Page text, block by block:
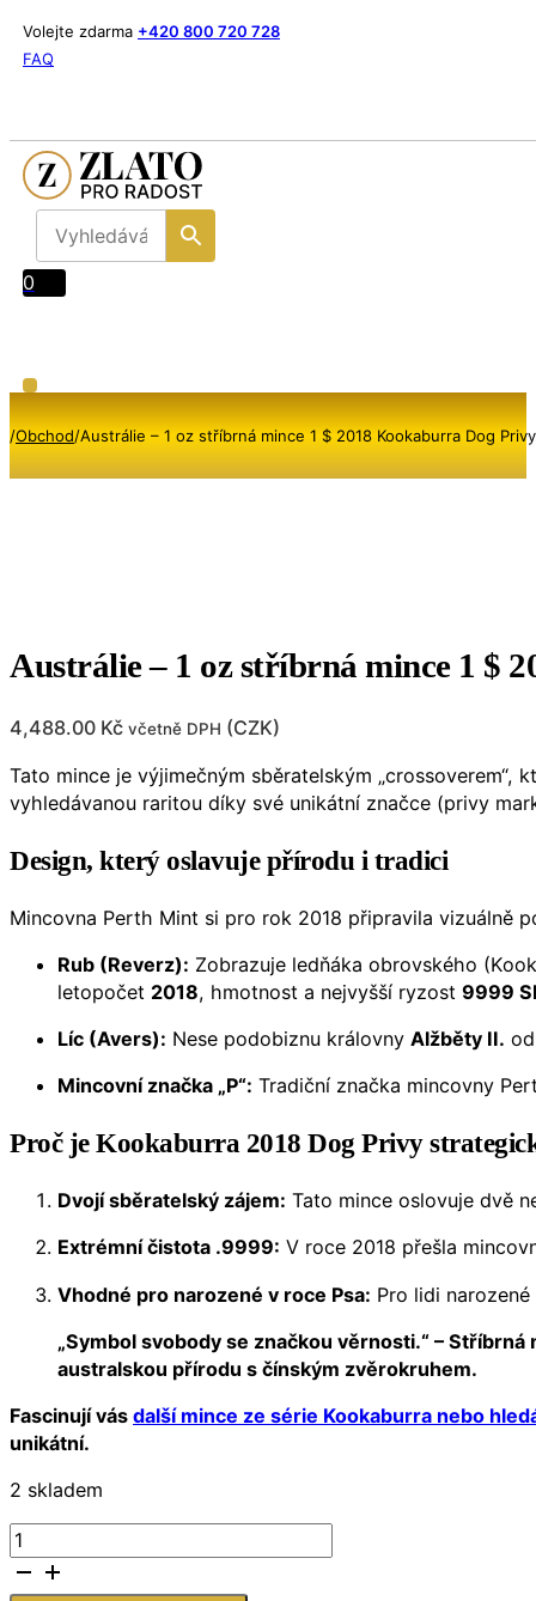
Volejte zdarma +420 800 720 728
FAQ
0
/Obchod/Austrálie – 1 oz stříbrná mince 1 $ 2018 Kookaburra Dog
Austrálie – 1 oz stříbrná mince 1 $
4,488.00 Kč včetně DPH (CZK)
Tato mince je výjimečným sběratelským
vyhledávanou raritou díky své unikátní značce (privy
Design, který oslavuje přírodu i tradici
Mincovna Perth Mint si pro rok 2018 připravila vizuálně
Rub (Reverz): Zobrazuje ledňáka obrovského
letopočet 2018, hmotnost a nejvyšší ryzost 9999
Líc (Avers): Nese podobiznu královny Alžběty II.
Mincovní značka „P“: Tradiční značka mincovny
Proč je Kookaburra 2018 Dog Privy
Dvojí sběratelský zájem: Tato mince oslovuje dvě
Extrémní čistota .9999: V roce 2018 přešla
Vhodné pro narozené v roce Psa: Pro lidi
„Symbol svobody se značkou věrnosti.“ –
australskou přírodu s čínským zvěrokruhem.
Fascinují vás další mince ze série Kookaburra nebo
unikátní.
2 skladem
Austrálie
–
1